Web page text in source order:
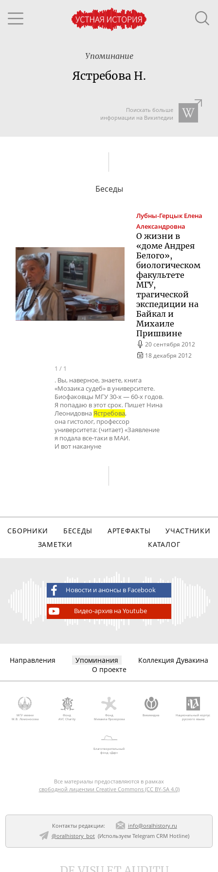
Упоминание
Ястребова Н.
Поискать больше
информации на Википедии
Беседы
Лубны-Герцык Елена
Александровна
О жизни в
«доме Андрея
Белого»,
биологическом
факультете
МГУ,
трагической
экспедиции на
Байкал и
Михаиле
Пришвине
20 сентября 2012
18 декабря 2012
1 / 1
. Вы, наверное, знаете, книга
«Мозаика судеб» в университете.
Биофаковцы МГУ 30-х — 60-х годов.
Я попадаю в этот срок. Пишет Нина
ЛеонидовнаЯстребова,
она гистолог, профессор
университета: (читает) «Заявление
я подала все-таки в МАИ.
И вот накануне
СБОРНИКИ БЕСЕДЫ АРТЕФАКТЫ
УЧАСТНИКИ
ЗАМЕТКИ
КАТАЛОГ
Новости и анонсы в Facebook
Видео-архив на Youtube
Направления Упоминания
Коллекция Дувакина
О проекте
МГУ имени
М.В. Ломоносова
Фонд
AVC Charity
Фонд
Михаила Прохорова
Викимедиа
Национальный корпус
русского языка
Благотворительный
фонд «Дар»
Все материалы предоставляются в рамках
свободной лицензии Creative Commons (CC BY-SA 4.0)
Контакты редакции:
info@oralhistory.ru
@oralhistory_bot(Используем Telegram CRM Hotline)